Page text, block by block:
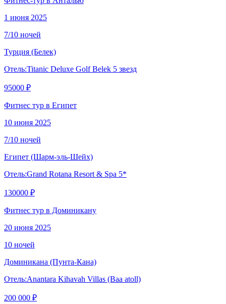
1 июня 2025
7/10 ночей
Турция (Белек)
Отель:Titanic Deluxe Golf Belek 5 звезд
95000 ₽
Фитнес тур в Египет
10 июня 2025
7/10 ночей
Египет (Шарм-эль-Шейх)
Отель:Grand Rotana Resort & Spa 5*
130000 ₽
Фитнес тур в Доминикану
20 июня 2025
10 ночей
Доминикана (Пунта-Кана)
Отель:Anantara Kihavah Villas (Baa atoll)
200 000 ₽